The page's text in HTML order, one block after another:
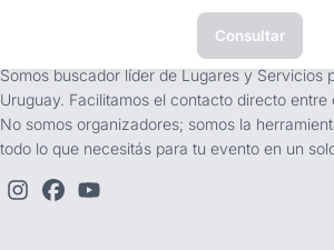
Consultar
Somos buscador líder de Lugares y Servicios
Uruguay. Facilitamos el contacto directo
No somos organizadores; somos la
todo lo que necesitás para tu evento en un